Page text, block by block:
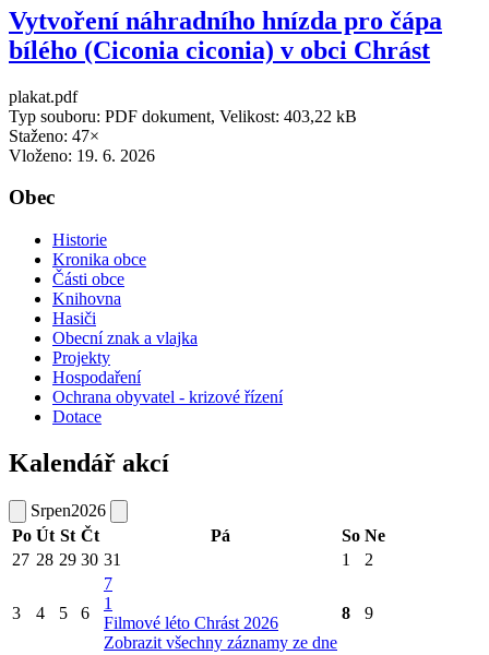
Vytvoření náhradního hnízda pro čápa
bílého (Ciconia ciconia) v obci Chrást
plakat.pdf
Typ souboru: PDF dokument, Velikost: 403,22 kB
Staženo: 47×
Vloženo: 19. 6. 2026
Obec
Historie
Kronika obce
Části obce
Knihovna
Hasiči
Obecní znak a vlajka
Projekty
Hospodaření
Ochrana obyvatel - krizové řízení
Dotace
Kalendář akcí
Srpen2026
Po Út St Čt Pá So Ne
27 28 29 30 31 1 2
3 4 5 6
7
1
Filmové léto Chrást 2026
Zobrazit všechny záznamy ze dne
8 9